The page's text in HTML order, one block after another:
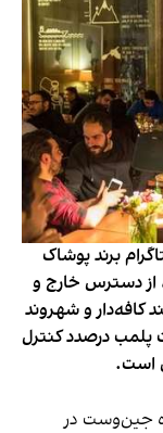
برند پوشاک
از دسترس خارج و
کافه‌‌دار و شهروند
پلمب درصدد کنترل
است.
جین‌وست در